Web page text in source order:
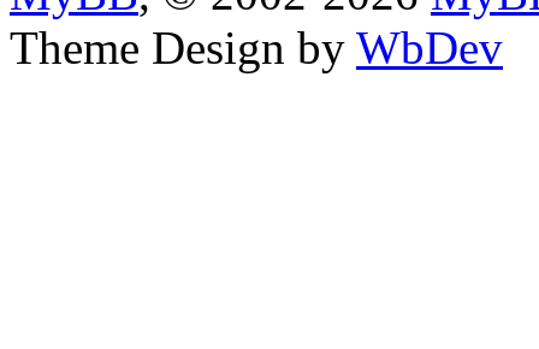
Theme Design by WbDev